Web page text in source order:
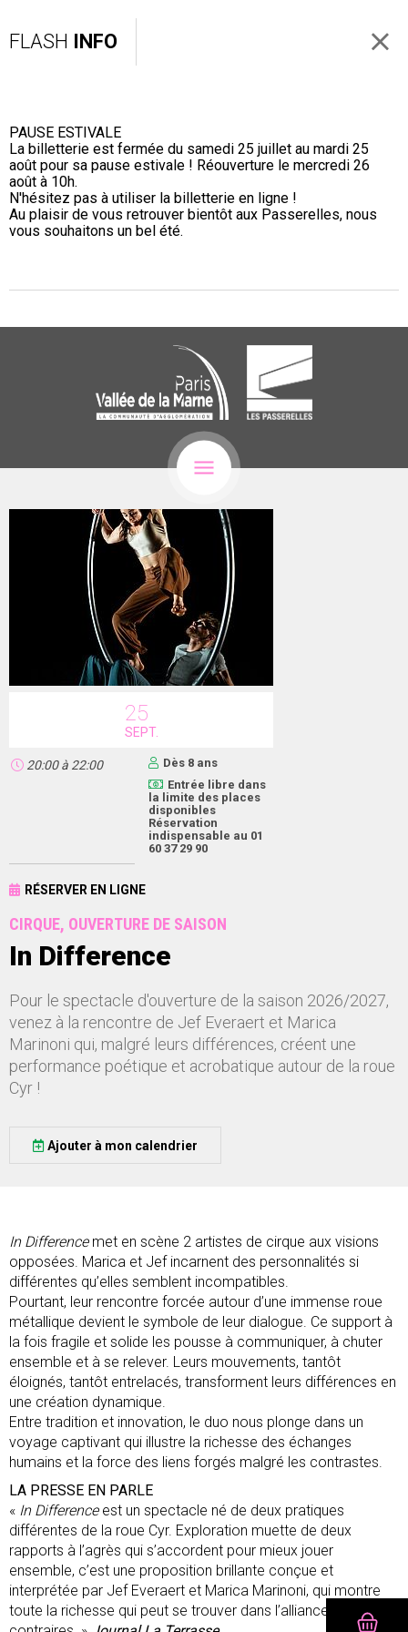
FLASH INFO
PAUSE ESTIVALE
La billetterie est fermée du samedi 25 juillet au mardi 25
août pour sa pause estivale ! Réouverture le mercredi 26
août à 10h.
N'hésitez pas à utiliser la billetterie en ligne !
Au plaisir de vous retrouver bientôt aux Passerelles, nous
vous souhaitons un bel été.
25
SEPT.
20:00à 22:00
Dès 8 ans
Entrée libre dans
la limite des places
disponibles
Réservation
indispensable au 01
60 37 29 90
RÉSERVER EN LIGNE
CIRQUE, OUVERTURE DE SAISON
In Difference
Pour le spectacle d'ouverture de la saison 2026/2027,
venez à la rencontre de Jef Everaert et Marica
Marinoni qui, malgré leurs différences, créent une
performance poétique et acrobatique autour de la roue
Cyr !
Ajouter à mon calendrier
In Differencemet en scène 2 artistes de cirque aux visions
opposées. Marica et Jef incarnent des personnalités si
différentes qu’elles semblent incompatibles.
Pourtant, leur rencontre forcée autour d’une immense roue
métallique devient le symbole de leur dialogue. Ce support à
la fois fragile et solide les pousse à communiquer, à chuter
ensemble et à se relever. Leurs mouvements, tantôt
éloignés, tantôt entrelacés, transforment leurs différences en
une création dynamique.
Entre tradition et innovation, le duo nous plonge dans un
voyage captivant qui illustre la richesse des échanges
humains et la force des liens forgés malgré les contrastes.
LA PRESSE EN PARLE
« In Differenceest un spectacle né de deux pratiques
différentes de la roue Cyr. Exploration muette de deux
rapports à l’agrès qui s’accordent pour mieux jouer
ensemble, c’est une proposition brillante conçue et
interprétée par Jef Everaert et Marica Marinoni, qui montre
toute la richesse qui peut se trouver dans l’alliance des